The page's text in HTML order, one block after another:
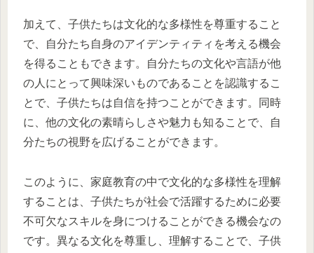
加えて、子供たちは文化的な多様性を尊重すること
で、自分たち自身のアイデンティティを考える機会
を得ることもできます。自分たちの文化や言語が他
の人にとって興味深いものであることを認識するこ
とで、子供たちは自信を持つことができます。同時
に、他の文化の素晴らしさや魅力も知ることで、自
分たちの視野を広げることができます。
このように、家庭教育の中で文化的な多様性を理解
することは、子供たちが社会で活躍するために必要
不可欠なスキルを身につけることができる機会なの
です。異なる文化を尊重し、理解することで、子供